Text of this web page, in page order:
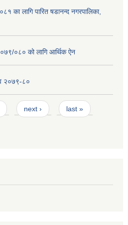
का लागि पारित षडानन्द नगरपालिका,
०८० को लागि आर्थिक ऐन
२०७९-८०
next › last »